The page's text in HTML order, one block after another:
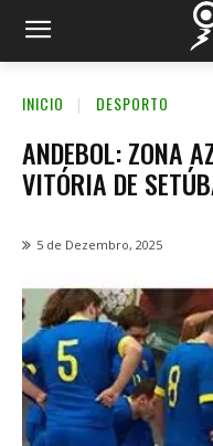
INICIO DESPORTO
ANDEBOL: ZONA
VITÓRIA DE
5 de Dezembro, 2025